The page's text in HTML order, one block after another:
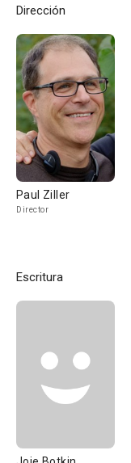
Dirección
Paul Ziller
Director
Escritura